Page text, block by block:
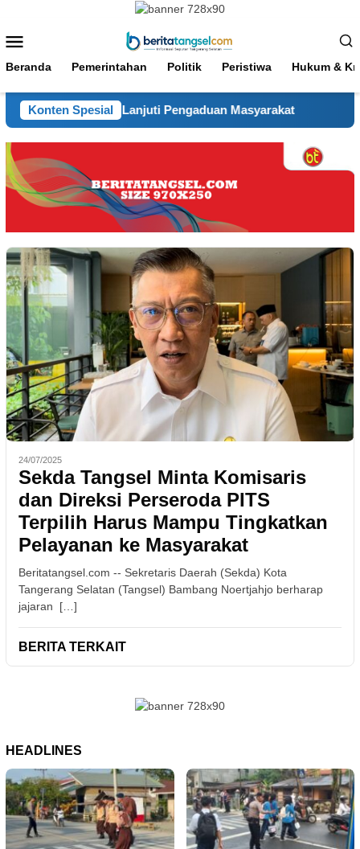
konten
Mobile
Beranda Pemerintahan Politik Peristiwa Hukum &
Konten Spesial
Sigap Tindak Lanjuti Pengaduan Masyarakat
24/07/2025
Sekda Tangsel Minta Komisaris
dan Direksi Perseroda PITS
Terpilih Harus Mampu Tingkatkan
Pelayanan ke Masyarakat
Beritatangsel.com -- Sekretaris Daerah (Sekda) Kota
Tangerang Selatan (Tangsel) Bambang Noertjahjo berharap
jajaran […]
BERITA TERKAIT
HEADLINES